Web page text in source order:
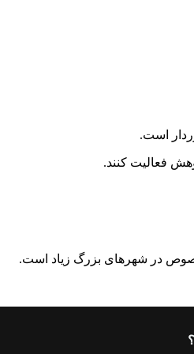
است.
فعالیت کنند.
خصوص در شهرهای بزرگ زیاد است.